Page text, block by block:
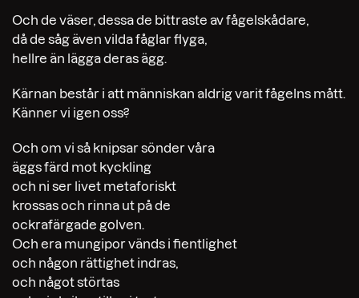
Och de väser, dessa de bittraste av fågelskådare,
då de såg även vilda fåglar flyga,
hellre än lägga deras ägg.
Kärnan består i att människan aldrig varit fågelns mått.
Känner vi igen oss?
Och om vi så knipsar sönder våra
äggs färd mot kyckling
och ni ser livet metaforiskt
krossas och rinna ut på de
ockrafärgade golven.
Och era mungipor vänds i fientlighet
och någon rättighet indras,
och något störtas